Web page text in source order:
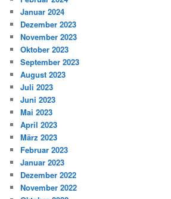
Januar 2024
Dezember 2023
November 2023
Oktober 2023
September 2023
August 2023
Juli 2023
Juni 2023
Mai 2023
April 2023
März 2023
Februar 2023
Januar 2023
Dezember 2022
November 2022